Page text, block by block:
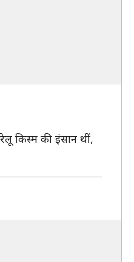
किस्म की इंसान थीं,